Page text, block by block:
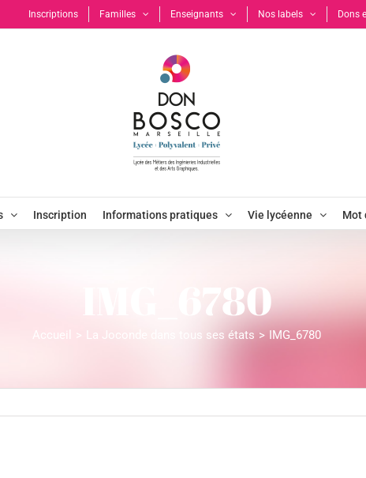
Inscriptions Familles Enseignants Nos labels Dons
Inscription Informations pratiques Vie lycéenne Mot
IMG_6780
Accueil La Joconde dans tous ses états IMG_6780